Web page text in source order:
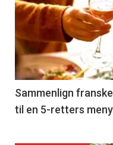
akkurat
nå
-
5
Sammenlign
til en 5-retters meny